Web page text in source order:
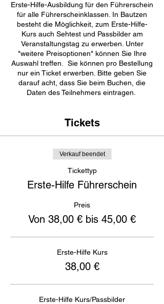
Erste-Hilfe-Ausbildung für den Führerschein
für alle Führerscheinklassen. In Bautzen
besteht die Möglichkeit, zum Erste-Hilfe-
Kurs auch Sehtest und Passbilder am
Veranstaltungstag zu erwerben. Unter
"weitere Preisoptionen" können Sie Ihre
Auswahl treffen. Sie können pro Bestellung
nur ein Ticket erwerben. Bitte geben Sie
darauf acht, dass Sie beim Buchen, die
Daten des Teilnehmers eintragen.
Tickets
Verkauf beendet
Tickettyp
Erste-Hilfe Führerschein
Preis
Von 38,00 € bis 45,00 €
Erste-Hilfe Kurs
38,00 €
Erste-Hilfe Kurs/Passbilder